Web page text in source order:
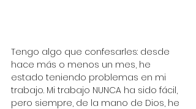
Tengo algo que confesarles: desde
hace más o menos un mes, he
estado teniendo problemas en mi
trabajo. Mi trabajo NUNCA ha sido fácil,
pero siempre, de la mano de Dios, he